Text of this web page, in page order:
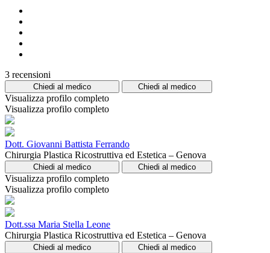
3 recensioni
Chiedi al medico Chiedi al medico
Visualizza profilo completo
Visualizza profilo completo
Dott. Giovanni Battista Ferrando
Chirurgia Plastica Ricostruttiva ed Estetica – Genova
Chiedi al medico Chiedi al medico
Visualizza profilo completo
Visualizza profilo completo
Dott.ssa Maria Stella Leone
Chirurgia Plastica Ricostruttiva ed Estetica – Genova
Chiedi al medico Chiedi al medico